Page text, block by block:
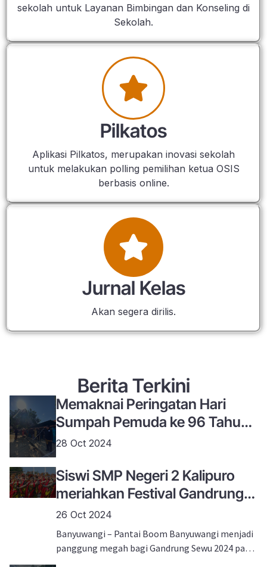
sekolah untuk Layanan Bimbingan dan Konseling di
Sekolah.
Pilkatos
Aplikasi Pilkatos, merupakan inovasi sekolah
untuk melakukan polling pemilihan ketua OSIS
berbasis online.
Jurnal Kelas
Akan segera dirilis.
Berita Terkini
Memaknai Peringatan Hari
Sumpah Pemuda ke 96 Tahun
2024 Bagi Peserta Didik SMP
28 Oct 2024
Siswi SMP Negeri 2 Kalipuro
meriahkan Festival Gandrung
Sewu 2024 – Payung Agung
26 Oct 2024
Banyuwangi – Pantai Boom Banyuwangi menjadi
panggung megah bagi Gandrung Sewu 2024 pada